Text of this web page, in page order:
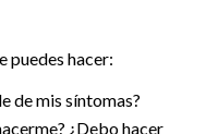
puedes hacer:
de mis síntomas?
¿Debo hacer